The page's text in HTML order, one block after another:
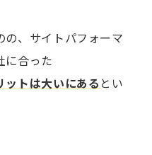
、サイトパフォーマ
に合った
トは大いにある とい